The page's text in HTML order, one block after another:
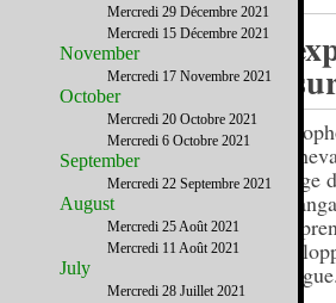
charge
du
bilingue.
Mercredi 29 Décembre 2021
Mercredi 15 Décembre 2021
November
Mercredi 17 Novembre 2021
October
Mercredi 20 Octobre 2021
Mercredi 6 Octobre 2021
September
Mercredi 22 Septembre 2021
August
Mercredi 25 Août 2021
Mercredi 11 Août 2021
July
Mercredi 28 Juillet 2021